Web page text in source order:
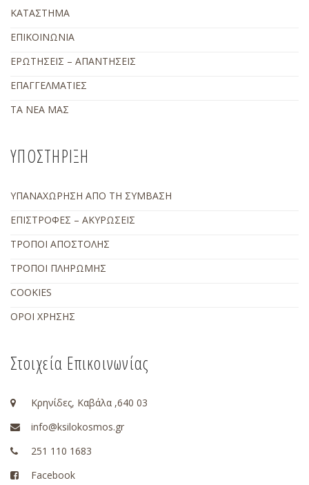
ΚΑΤΑΣΤΗΜΑ
ΕΠΙΚΟΙΝΩΝΙΑ
ΕΡΩΤΗΣΕΙΣ – ΑΠΑΝΤΗΣΕΙΣ
ΕΠΑΓΓΕΛΜΑΤΙΕΣ
ΤΑ ΝΕΑ ΜΑΣ
ΥΠΟΣΤΗΡΙΞΗ
ΥΠΑΝΑΧΩΡΗΣΗ ΑΠΟ ΤΗ ΣΥΜΒΑΣΗ
ΕΠΙΣΤΡΟΦΕΣ – ΑΚΥΡΩΣΕΙΣ
ΤΡΟΠΟΙ ΑΠΟΣΤΟΛΗΣ
ΤΡΟΠΟΙ ΠΛΗΡΩΜΗΣ
COOKIES
ΟΡΟΙ ΧΡΗΣΗΣ
Στοιχεία Επικοινωνίας
Κρηνίδες, Καβάλα ,640 03
info@ksilokosmos.gr
251 110 1683
Facebook